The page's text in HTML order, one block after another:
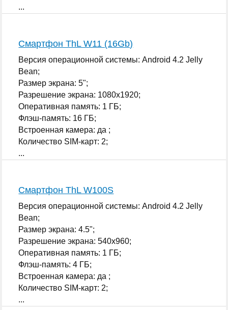
...
Смартфон ThL W11 (16Gb)
Версия операционной системы: Android 4.2 Jelly
Bean;
Размер экрана: 5";
Разрешение экрана: 1080x1920;
Оперативная память: 1 ГБ;
Флэш-память: 16 ГБ;
Встроенная камера: да ;
Количество SIM-карт: 2;
...
Смартфон ThL W100S
Версия операционной системы: Android 4.2 Jelly
Bean;
Размер экрана: 4.5";
Разрешение экрана: 540x960;
Оперативная память: 1 ГБ;
Флэш-память: 4 ГБ;
Встроенная камера: да ;
Количество SIM-карт: 2;
...